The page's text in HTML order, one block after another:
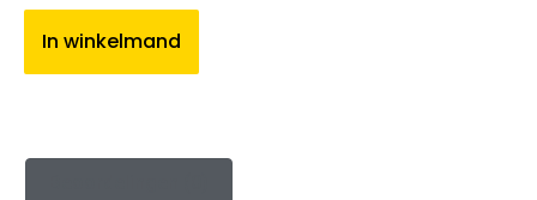
In winkelmand